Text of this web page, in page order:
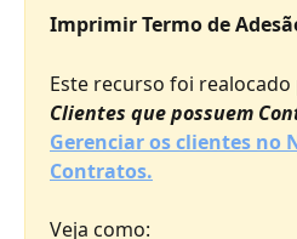
Imprimir Termo de
Este recurso foi realocado
Clientes que possuem
Gerenciar os clientes no
Contratos.
Veja como: